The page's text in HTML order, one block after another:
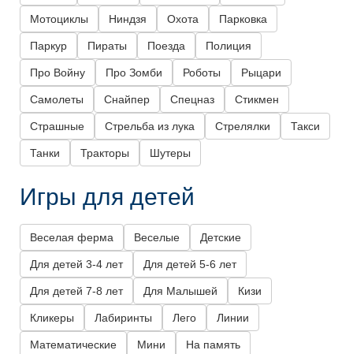
Мотоциклы Ниндзя Охота Парковка
Паркур Пираты Поезда Полиция
Про Войну Про Зомби Роботы Рыцари
Самолеты Снайпер Спецназ Стикмен
Страшные Стрельба из лука Стрелялки Такси
Танки Тракторы Шутеры
Игры для детей
Веселая ферма Веселые Детские
Для детей 3-4 лет Для детей 5-6 лет
Для детей 7-8 лет Для Малышей Кизи
Кликеры Лабиринты Лего Линии
Математические Мини На память